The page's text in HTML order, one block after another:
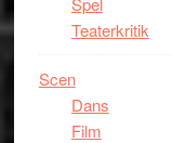
Teaterkritik
Scen
Dans
Film